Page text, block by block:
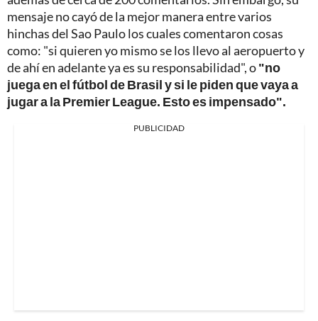
mensaje no cayó de la mejor manera entre varios
hinchas del Sao Paulo los cuales comentaron cosas
como: "si quieren yo mismo se los llevo al aeropuerto y
de ahí en adelante ya es su responsabilidad", o"no
juega en el fútbol de Brasil y si le piden que vaya a
jugar a la Premier League. Esto es impensado".
PUBLICIDAD